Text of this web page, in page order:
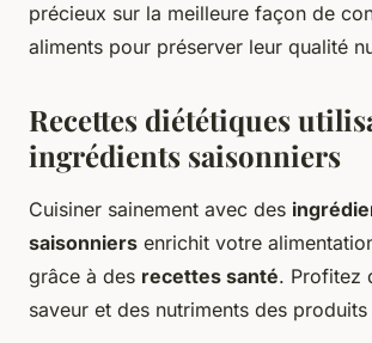
précieux sur la meilleure façon de
aliments pour préserver leur qualité
Recettes diététiques
ingrédients saisonniers
Cuisiner sainement avec des
saisonniers enrichit votre
grâce à des recettes santé. Profitez
saveur et des nutriments des